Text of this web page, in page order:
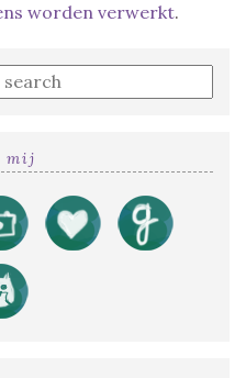
worden verwerkt.
mij